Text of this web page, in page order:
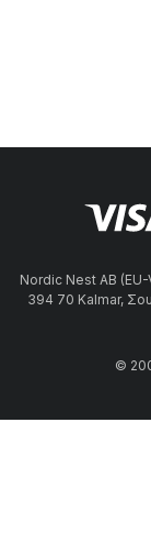
Nordic Nest AB
394 70 Kalmar,
©